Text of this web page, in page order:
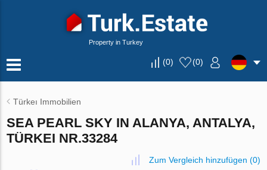
Property in Turkey
(0) (0)
Türkeı Immobilien
SEA PEARL SKY IN ALANYA, ANTALYA,
TÜRKEI NR.33284
Zum Vergleich hinzufügen (0)